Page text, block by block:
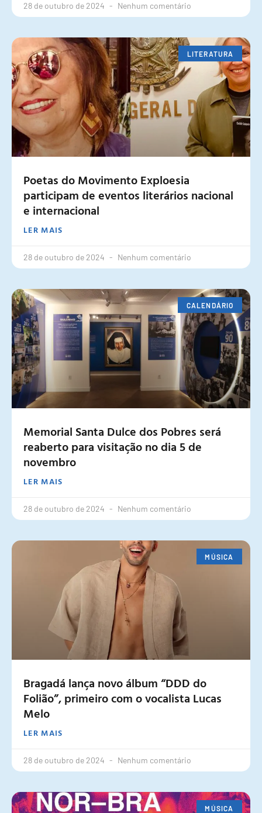
28 de outubro de 2024 Nenhum comentário
LITERATURA
Poetas do Movimento Exploesia
participam de eventos literários nacional
e internacional
LER MAIS
28 de outubro de 2024 Nenhum comentário
CALENDÁRIO
Memorial Santa Dulce dos Pobres será
reaberto para visitação no dia 5 de
novembro
LER MAIS
28 de outubro de 2024 Nenhum comentário
MÚSICA
Bragadá lança novo álbum “DDD do
Folião”, primeiro com o vocalista Lucas
Melo
LER MAIS
28 de outubro de 2024 Nenhum comentário
MÚSICA